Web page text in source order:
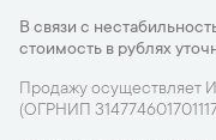
В связи с
стоимость в рублях
Продажу осуществляет
(ОГРНИП